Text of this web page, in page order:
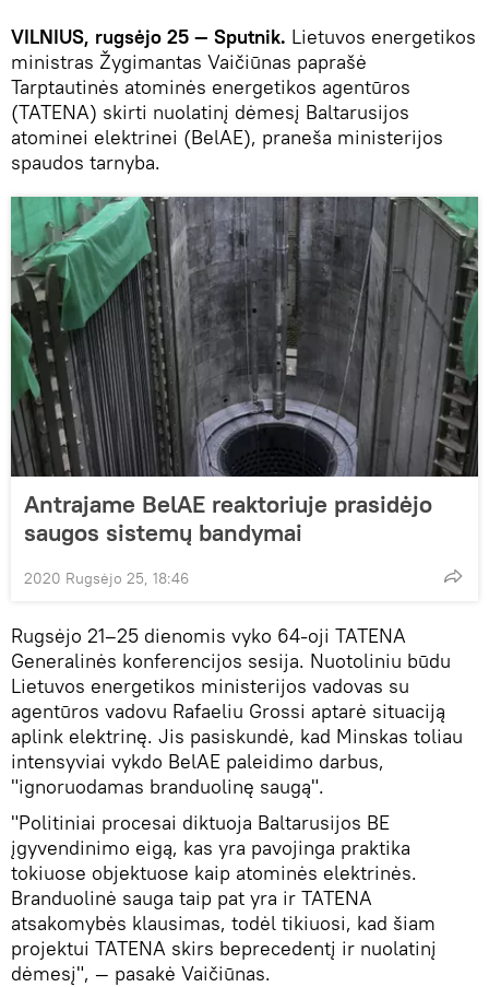
VILNIUS, rugsėjo 25 — Sputnik. Lietuvos energetikos
ministras Žygimantas Vaičiūnas paprašė
Tarptautinės atominės energetikos agentūros
(TATENA) skirti nuolatinį dėmesį Baltarusijos
atominei elektrinei (BelAE), praneša ministerijos
spaudos tarnyba.
Antrajame BelAE reaktoriuje prasidėjo
saugos sistemų bandymai
2020 Rugsėjo 25, 18:46
Rugsėjo 21–25 dienomis vyko 64-oji TATENA
Generalinės konferencijos sesija. Nuotoliniu būdu
Lietuvos energetikos ministerijos vadovas su
agentūros vadovu Rafaeliu Grossi aptarė situaciją
aplink elektrinę. Jis pasiskundė, kad Minskas toliau
intensyviai vykdo BelAE paleidimo darbus,
"ignoruodamas branduolinę saugą".
"Politiniai procesai diktuoja Baltarusijos BE
įgyvendinimo eigą, kas yra pavojinga praktika
tokiuose objektuose kaip atominės elektrinės.
Branduolinė sauga taip pat yra ir TATENA
atsakomybės klausimas, todėl tikiuosi, kad šiam
projektui TATENA skirs beprecedentį ir nuolatinį
dėmesį", — pasakė Vaičiūnas.